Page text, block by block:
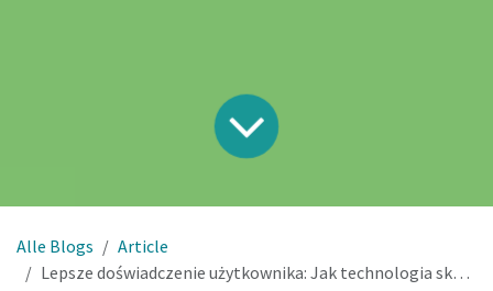
Alle Blogs
Article
Lepsze doświadczenie użytkownika: Jak technologia skanowania 360° rewolucjonizuje zbiórkę opakowań w Polsce